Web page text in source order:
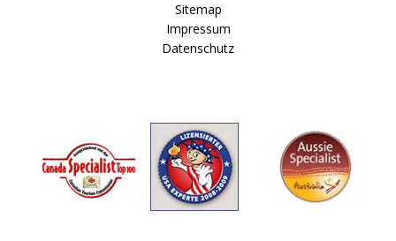
Sitemap
Impressum
Datenschutz